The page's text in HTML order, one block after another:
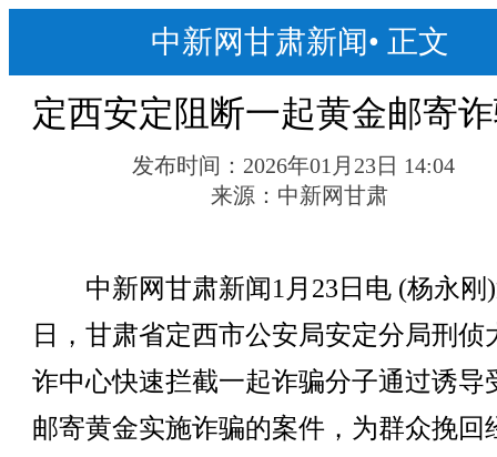
中新网甘肃新闻• 正文
定西安定阻断一起黄金邮寄
发布时间： 2026年01月23日 14:04
来源： 中新网甘肃
中新网甘肃新闻1月23日电 (杨永刚
日，甘肃省定西市公安局安定分局刑侦
诈中心快速拦截一起诈骗分子通过诱导
邮寄黄金实施诈骗的案件，为群众挽回